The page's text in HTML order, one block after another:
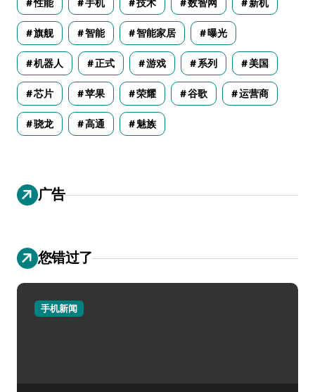
性能 手机 技术 数智网 新机
旗舰 智能 智能家居 曝光
机器人 正式 游戏 系列 美国
芯片 苹果 荣耀 谷歌 运营商
骁龙 高通 魅族
广告
您错过了
手机新闻